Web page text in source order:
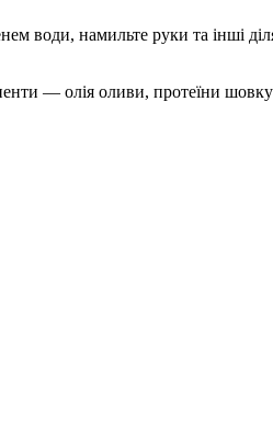
води, намильте руки та інші
— олія оливи, протеїни